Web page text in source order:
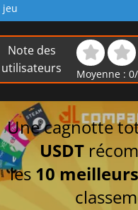
jeu
Note des
utilisateurs
Moyenne :0/
Une cagnotte
USDT
les 10